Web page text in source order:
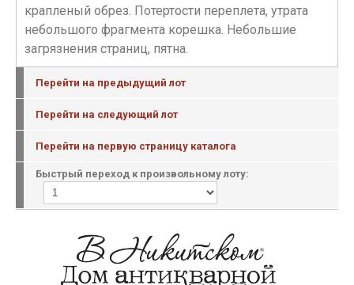
крапленый обрез. Потертости переплета, утрата
небольшого фрагмента корешка. Небольшие
загрязнения страниц, пятна.
Перейти на предыдущий лот
Перейти на следующий лот
Перейти на первую страницу каталога
Быстрый переход к произвольному лоту: